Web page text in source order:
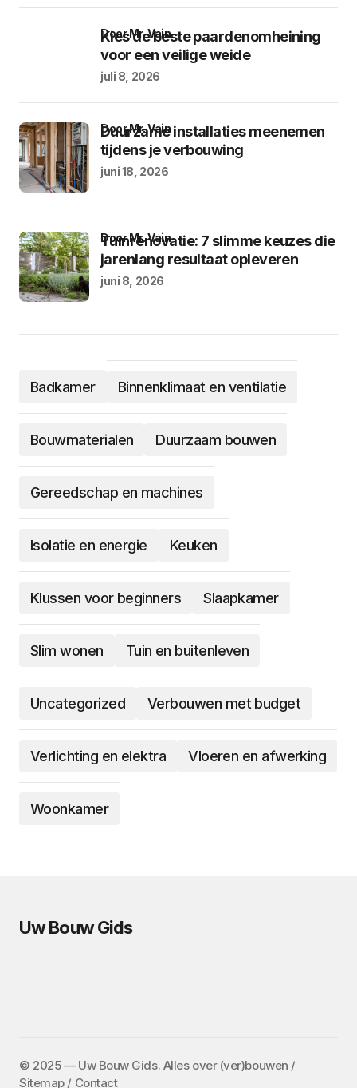
Kies de beste paardenomheining
voor een veilige weide
door Mr. Vain
juli 8, 2026
Duurzame installaties meenemen
tijdens je verbouwing
door Mr. Vain
juni 18, 2026
Tuinrenovatie: 7 slimme keuzes die
jarenlang resultaat opleveren
door Mr. Vain
juni 8, 2026
Badkamer Binnenklimaat en ventilatie
Bouwmaterialen Duurzaam bouwen
Gereedschap en machines
Isolatie en energie Keuken
Klussen voor beginners Slaapkamer
Slim wonen Tuin en buitenleven
Uncategorized Verbouwen met budget
Verlichting en elektra Vloeren en afwerking
Woonkamer
Uw Bouw Gids
©️ 2025 — Uw Bouw Gids. Alles over (ver)bouwen /
Sitemap/ Contact